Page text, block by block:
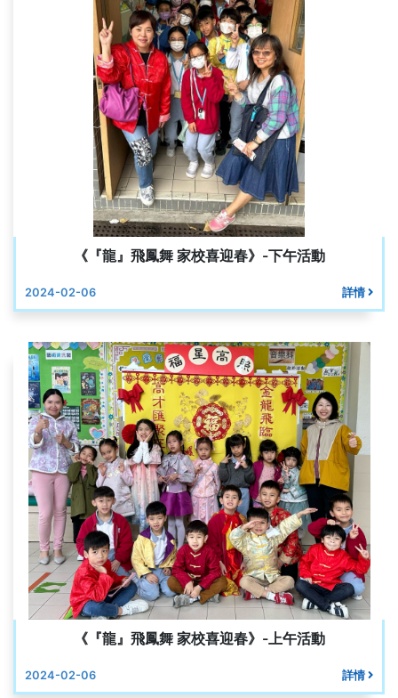
《『龍』飛鳳舞 家校喜迎春》-下午活動
2024-02-06 詳情
《『龍』飛鳳舞 家校喜迎春》-上午活動
2024-02-06 詳情